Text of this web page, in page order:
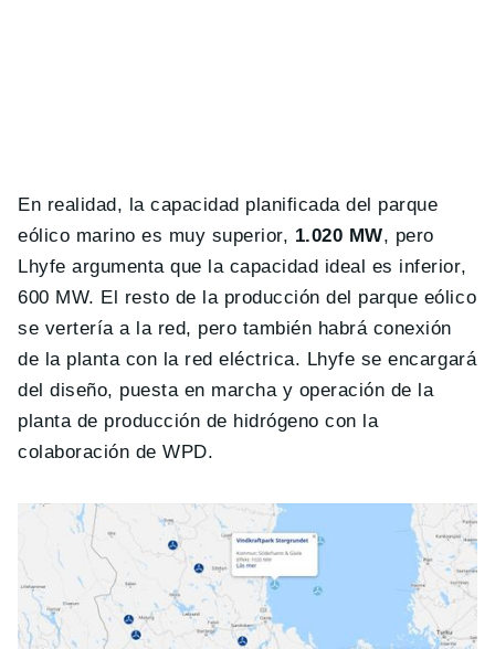
En realidad, la capacidad planificada del parque
eólico marino es muy superior, 1.020 MW, pero
Lhyfe argumenta que la capacidad ideal es inferior,
600 MW. El resto de la producción del parque eólico
se vertería a la red, pero también habrá conexión
de la planta con la red eléctrica. Lhyfe se encargará
del diseño, puesta en marcha y operación de la
planta de producción de hidrógeno con la
colaboración de WPD.